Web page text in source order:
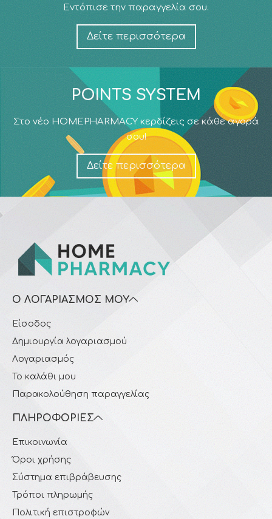
Εντόπισε την παραγγελία σου.
Δείτε περισσότερα
POINTS SYSTEM
Στο νέο HOMEPHARMACY κερδίζεις σε κάθε αγορά
σου!
Δείτε περισσότερα
Ο ΛΟΓΑΡΙΑΣΜΌΣ ΜΟΥ
Είσοδος
Δημιουργία λογαριασμού
Λογαριασμός
Το καλάθι μου
Παρακολούθηση παραγγελίας
ΠΛΗΡΟΦΟΡΊΕΣ
Επικοινωνία
Όροι χρήσης
Σύστημα επιβράβευσης
Τρόποι πληρωμής
Πολιτική επιστροφών